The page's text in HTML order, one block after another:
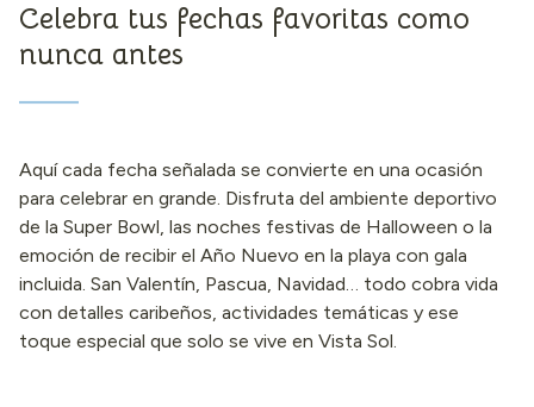
Celebra tus fechas favoritas como
nunca antes
Aquí cada fecha señalada se convierte en una ocasión
para celebrar en grande. Disfruta del ambiente deportivo
de la Super Bowl, las noches festivas de Halloween o la
emoción de recibir el Año Nuevo en la playa con gala
incluida. San Valentín, Pascua, Navidad… todo cobra vida
con detalles caribeños, actividades temáticas y ese
toque especial que solo se vive en Vista Sol.